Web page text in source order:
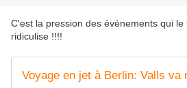
C'est la pression des événements qui
ridiculise !!!!